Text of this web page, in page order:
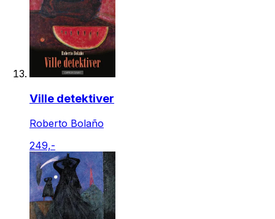
Ville detektiver
Roberto Bolaño
249,-